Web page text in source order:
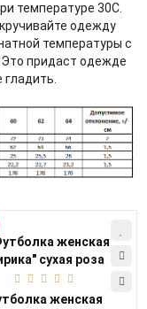
температуре 30С.
одежду
температуры с
придаст одежде
женская